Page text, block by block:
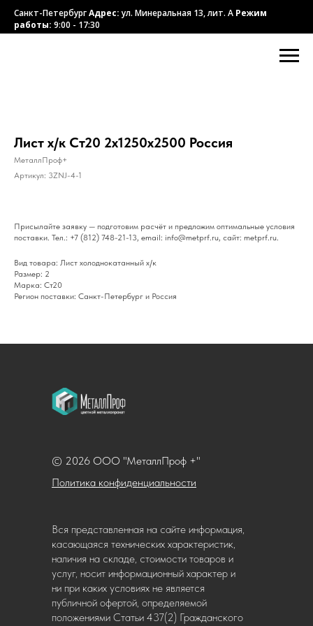
Санкт-ПетербургАдрес:ул. Минеральная 13, лит. А Режим
работы: 9:00 - 17:30
Лист х/к Ст20 2х1250х2500 Россия
МеталлПроф+
Артикул: 3ZNJ-4-1
Присылайте заявку — подготовим расчёт и предложим оптимальные условия
поставки. Тел.: +7 (812) 748-21-13, email: info@metprf.ru, сайт: metprf.ru.
Вид товара: Лист холоднокатанный х/к
Размер: 2
Марка: Ст20
Регион поставки: Санкт-Петербург и Россия
Политика конфиденциальности
© 2026 ООО "МеталлПроф +"
Вся представленная на сайте информация,
касающаяся технических характеристик,
наличия на складе, стоимости товаров и
услуг, носит информационный характер и
ни при каких условиях не является
публичной офертой, определяемой
положениями Статьи 437(2) Гражданского